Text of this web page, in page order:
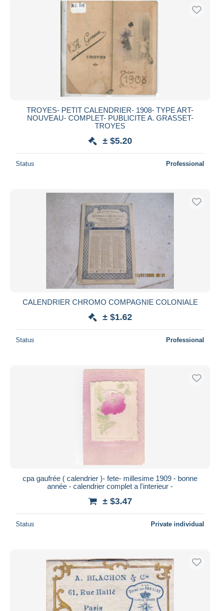
TROYES- PETIT CALENDRIER- 1908- TYPE ART-
NOUVEAU- COMPLET- PUBLICITE A. GRASSET-
TROYES
± $5.20
Status Professional
CALENDRIER CHROMO COMPAGNIE COLONIALE
± $1.62
Status Professional
cpa gaufrée ( calendrier )- fete- millesime 1909 - bonne
année - calendrier complet a l'interieur -
± $3.47
Status Private individual